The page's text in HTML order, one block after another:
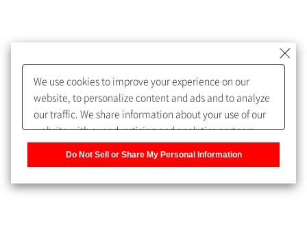
めします。
My SHIMADZU for Analyticalへ登録いただくと、技術情報や
取扱説明書・Webinarなどの閲覧ができます。
うになります。
We use cookies to improve your experience on our
website, to personalize content and ads and to analyze
our traffic. We share information about your use of our
website with our advertising and analytics partners,
Do Not Sell or Share My Personal Information